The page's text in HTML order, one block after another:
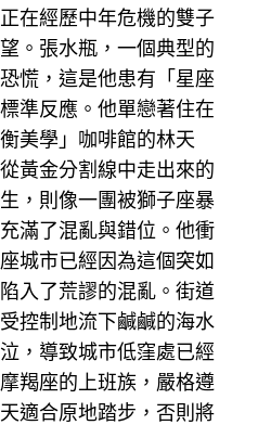
在經歷中年危機的雙子
。張水瓶，一個典型的
慌，這是他患有「星座
準反應。他單戀著住在
美學」咖啡館的林天
黃金分割線中走出來的
，則像一團被獅子座暴
滿了混亂與錯位。他衝
城市已經因為這個突如
入了荒謬的混亂。街道
控制地流下鹹鹹的海水
，導致城市低窪處已經
羯座的上班族，嚴格遵
適合原地踏步，否則將